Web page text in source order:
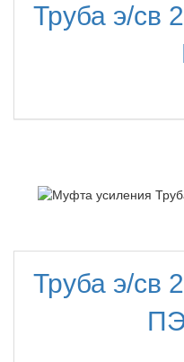
Труба э/св
Труба э/св